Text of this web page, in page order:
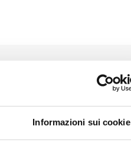
Informazioni sui cookie